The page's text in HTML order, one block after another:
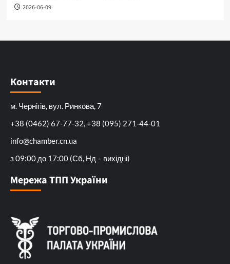
2026-06-09
Контакти
м. Чернігів, вул. Ринкова, 7
+38 (0462) 67-77-32, +38 (095) 271-44-01
info@chamber.cn.ua
з 09:00 до 17:00 (Сб, Нд – вихідні)
Мережа ТПП України